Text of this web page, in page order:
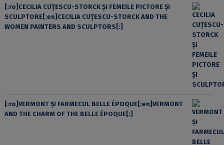
[:ro]CECILIA CUŢESCU-STORCK ŞI FEMEILE PICTORE ŞI
SCULPTORE[:en]CECILIA CUŢESCU-STORCK AND THE
WOMEN PAINTERS AND SCULPTORS[:]
[:ro]VERMONT ȘI FARMECUL BELLE ÉPOQUE[:en]VERMONT
AND THE CHARM OF THE BELLE ÉPOQUE[:]